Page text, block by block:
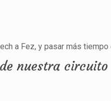
a Fez, y pasar más
nuestra